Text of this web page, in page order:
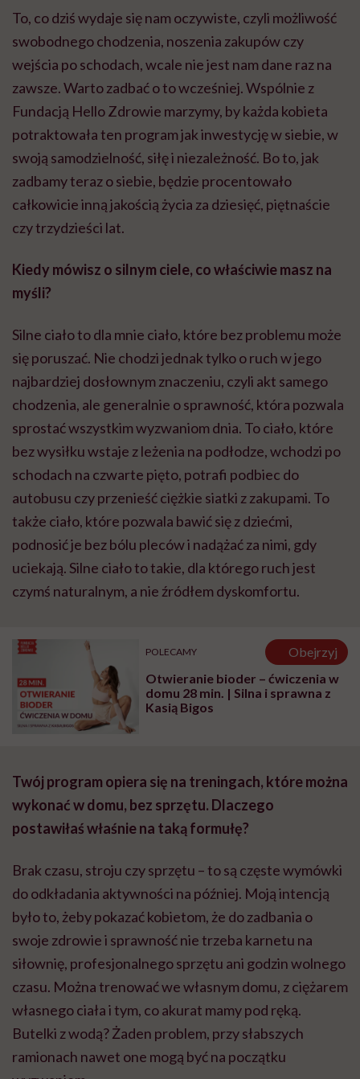
To, co dziś wydaje się nam oczywiste, czyli możliwość
swobodnego chodzenia, noszenia zakupów czy
wejścia po schodach, wcale nie jest nam dane raz na
zawsze. Warto zadbać o to wcześniej. Wspólnie z
Fundacją Hello Zdrowie marzymy, by każda kobieta
potraktowała ten program jak inwestycję w siebie, w
swoją samodzielność, siłę i niezależność. Bo to, jak
zadbamy teraz o siebie, będzie procentowało
całkowicie inną jakością życia za dziesięć, piętnaście
czy trzydzieści lat.
Kiedy mówisz o silnym ciele, co właściwie masz na
myśli?
Silne ciało to dla mnie ciało, które bez problemu może
się poruszać. Nie chodzi jednak tylko o ruch w jego
najbardziej dosłownym znaczeniu, czyli akt samego
chodzenia, ale generalnie o sprawność, która pozwala
sprostać wszystkim wyzwaniom dnia. To ciało, które
bez wysiłku wstaje z leżenia na podłodze, wchodzi po
schodach na czwarte pięto, potrafi podbiec do
autobusu czy przenieść ciężkie siatki z zakupami. To
także ciało, które pozwala bawić się z dziećmi,
podnosić je bez bólu pleców i nadążać za nimi, gdy
uciekają. Silne ciało to takie, dla którego ruch jest
czymś naturalnym, a nie źródłem dyskomfortu.
POLECAMY
Obejrzyj
Otwieranie bioder – ćwiczenia w
domu 28 min. | Silna i sprawna z
Kasią Bigos
Twój program opiera się na treningach, które można
wykonać w domu, bez sprzętu. Dlaczego
postawiłaś właśnie na taką formułę?
Brak czasu, stroju czy sprzętu – to są częste wymówki
do odkładania aktywności na później. Moją intencją
było to, żeby pokazać kobietom, że do zadbania o
swoje zdrowie i sprawność nie trzeba karnetu na
siłownię, profesjonalnego sprzętu ani godzin wolnego
czasu. Można trenować we własnym domu, z ciężarem
własnego ciała i tym, co akurat mamy pod ręką.
Butelki z wodą? Żaden problem, przy słabszych
ramionach nawet one mogą być na początku